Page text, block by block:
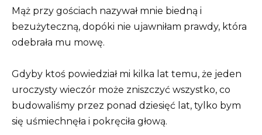
Mąż przy gościach nazywał mnie biedną i
bezużyteczną, dopóki nie ujawniłam prawdy, która
odebrała mu mowę.
Gdyby ktoś powiedział mi kilka lat temu, że jeden
uroczysty wieczór może zniszczyć wszystko, co
budowaliśmy przez ponad dziesięć lat, tylko bym
się uśmiechnęła i pokręciła głową.